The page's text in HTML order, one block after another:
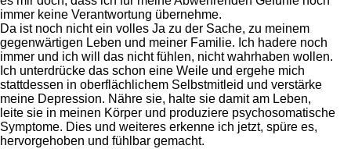
immer keine Verantwortung übernehme.
Da ist noch nicht ein volles Ja zu der Sache, zu meinem
gegenwärtigen Leben und meiner Familie. Ich hadere noch
immer und ich will das nicht fühlen, nicht wahrhaben wollen.
Ich unterdrücke das schon eine Weile und ergehe mich
stattdessen in oberflächlichem Selbstmitleid und verstärke
meine Depression. Nähre sie, halte sie damit am Leben,
leite sie in meinen Körper und produziere psychosomatische
Symptome. Dies und weiteres erkenne ich jetzt, spüre es,
hervorgehoben und fühlbar gemacht.